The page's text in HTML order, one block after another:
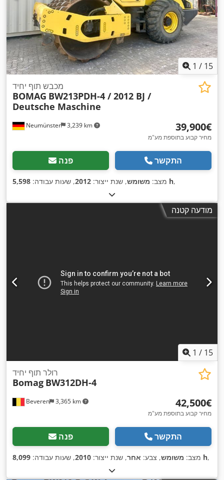
1 / 15
Neumünster 3,239 km
מכבש תוף יחיד
BOMAG BW213PDH-4 / 2012 BJ /
Deutsche Maschine
‏39,900 ‏€
מחיר קבוע בתוספת מע"מ
פנה התקשר
מצב: משומש, שנת ייצור: 2012, שעות עבודה: 5,598 h,
מודעה קטנה
1 / 15
Beveren 3,365 km
רולר תוף יחיד
Bomag BW312DH-4
‏42,500 ‏€
מחיר קבוע בתוספת מע"מ
פנה התקשר
מצב: משומש, צבע: אחר, שנת ייצור: 2010, שעות עבודה: 8,099 h,